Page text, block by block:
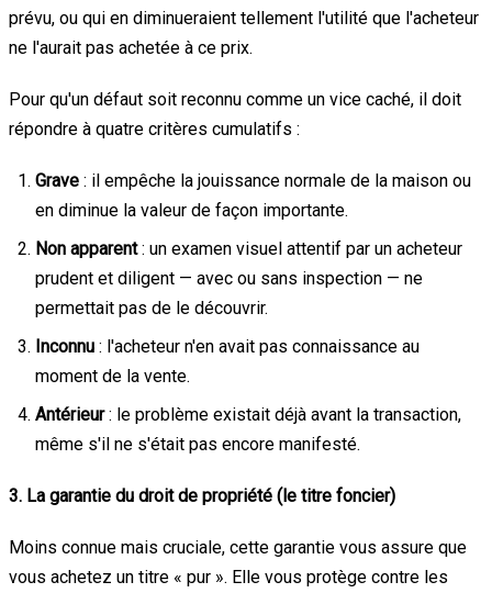
prévu, ou qui en diminueraient tellement l'utilité que l'acheteur
ne l'aurait pas achetée à ce prix.
Pour qu'un défaut soit reconnu comme un vice caché, il doit
répondre à quatre critères cumulatifs :
Grave : il empêche la jouissance normale de la maison ou
en diminue la valeur de façon importante.
Non apparent: un examen visuel attentif par un acheteur
prudent et diligent — avec ou sans inspection — ne
permettait pas de le découvrir.
Inconnu : l'acheteur n'en avait pas connaissance au
moment de la vente.
Antérieur: le problème existait déjà avant la transaction,
même s'il ne s'était pas encore manifesté.
3. La garantie du droit de propriété (le titre foncier)
Moins connue mais cruciale, cette garantie vous assure que
vous achetez un titre « pur ». Elle vous protège contre les